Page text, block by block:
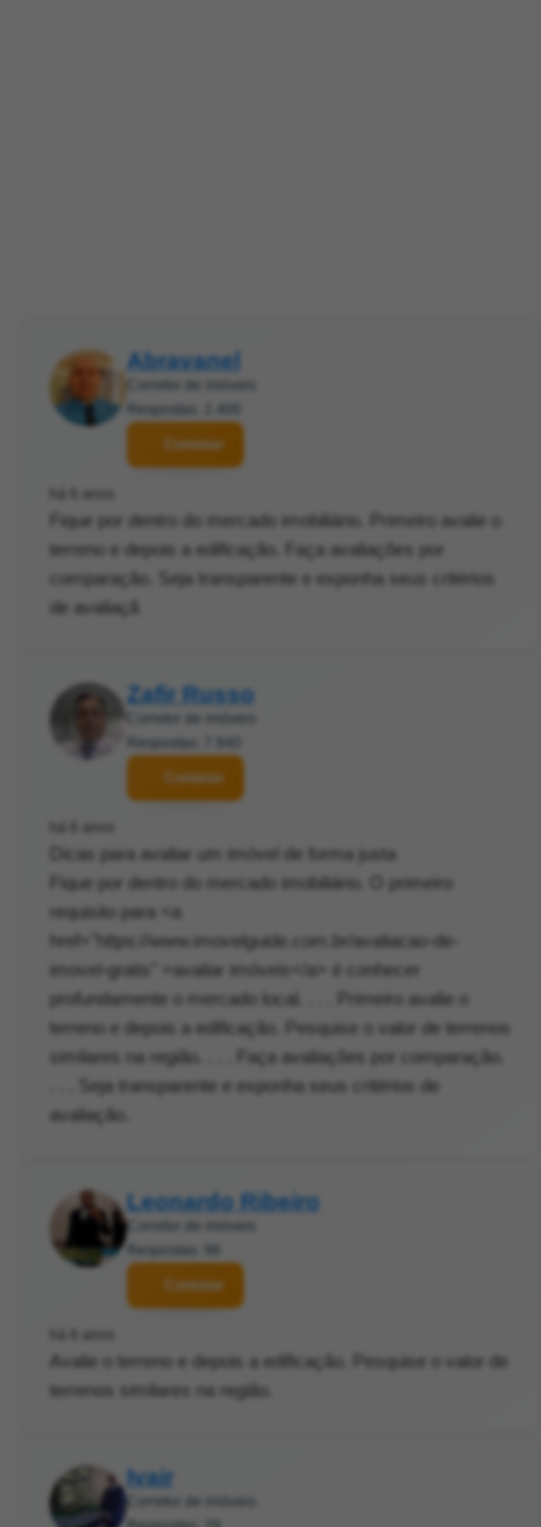
Abravanel
Contatar
Fique por dentro do mercado imobiliário. Primeiro avalie o
terreno e depois a edificação. Faça avaliações por
comparação. Seja transparente e exponha seus critérios
de avaliaçã
Zafir Russo
Contatar
Dicas para avaliar um imóvel de forma justa
Fique por dentro do mercado imobiliário. O primeiro
requisito para <a
href="https://www.imovelguide.com.br/avaliacao-de-
imovel-gratis" >avaliar imóveis</a> é conhecer
profundamente o mercado local. . . . Primeiro avalie o
terreno e depois a edificação. Pesquise o valor de terrenos
similares na região. . . . Faça avaliações por comparação.
. . . Seja transparente e exponha seus critérios de
avaliação.
Leonardo Ribeiro
Contatar
Avalie o terreno e depois a edificação. Pesquise o valor de
terrenos similares na região.
Ivair